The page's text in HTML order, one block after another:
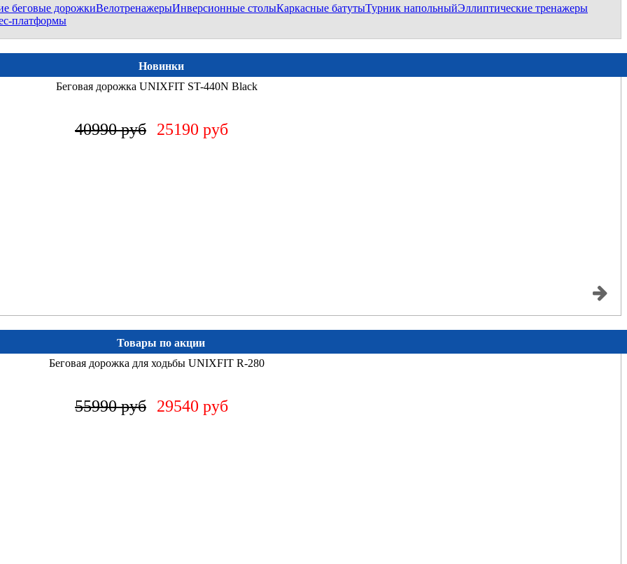
беговые дорожкиВелотренажерыИнверсионные столыКаркасные батутыТурник напольныйЭллиптические тренажеры
платформы
Новинки
Беговая дорожка UNIXFIT ST-440N Black
40990 руб 25190 руб
Товары по акции
Беговая дорожка для ходьбы UNIXFIT R-280
55990 руб 29540 руб